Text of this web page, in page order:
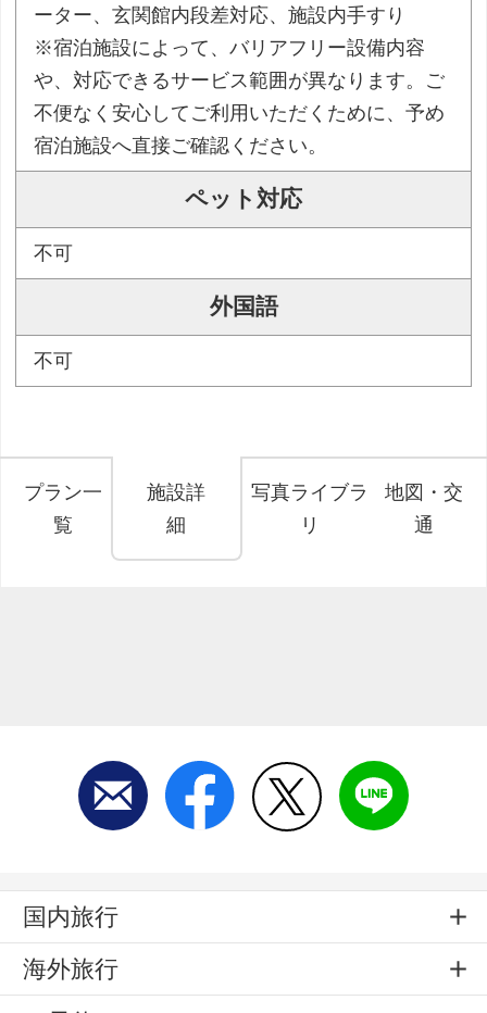
ーター、玄関館内段差対応、施設内手すり
※宿泊施設によって、バリアフリー設備内容
や、対応できるサービス範囲が異なります。ご
不便なく安心してご利用いただくために、予め
宿泊施設へ直接ご確認ください。
ペット対応
不可
外国語
不可
プラン一
覧
施設詳
細
写真ライブラ
リ
地図・交
通
国内旅行
海外旅行